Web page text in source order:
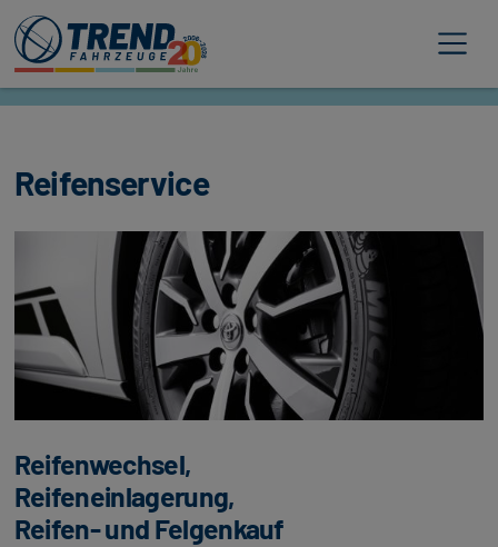
Reifenservice
Reifenwechsel,
Reifeneinlagerung,
Reifen- und Felgenkauf